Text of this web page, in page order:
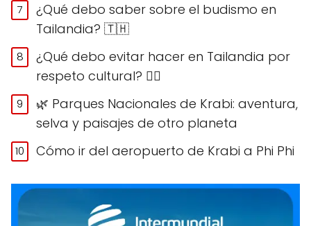
¿Qué debo saber sobre el budismo en
Tailandia? 🇹🇭
¿Qué debo evitar hacer en Tailandia por
respeto cultural? 🙅‍♀️
🌿 Parques Nacionales de Krabi: aventura,
selva y paisajes de otro planeta
Cómo ir del aeropuerto de Krabi a Phi Phi